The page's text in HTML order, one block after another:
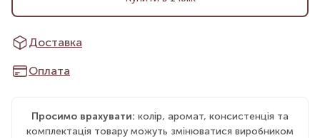
Доставка
Оплата
Просимо врахувати: колір, аромат, консистенція та
комплектація товару можуть змінюватися виробником